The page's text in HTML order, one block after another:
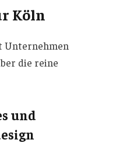
Köln
Unternehmen
die reine
und